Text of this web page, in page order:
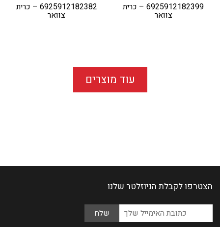
6925912182399 – כרית
צוואר
6925912182382 – כרית
צוואר
עוד מוצרים
הצטרפו לקבלת הניוזלטר שלנו
Please
האימייל